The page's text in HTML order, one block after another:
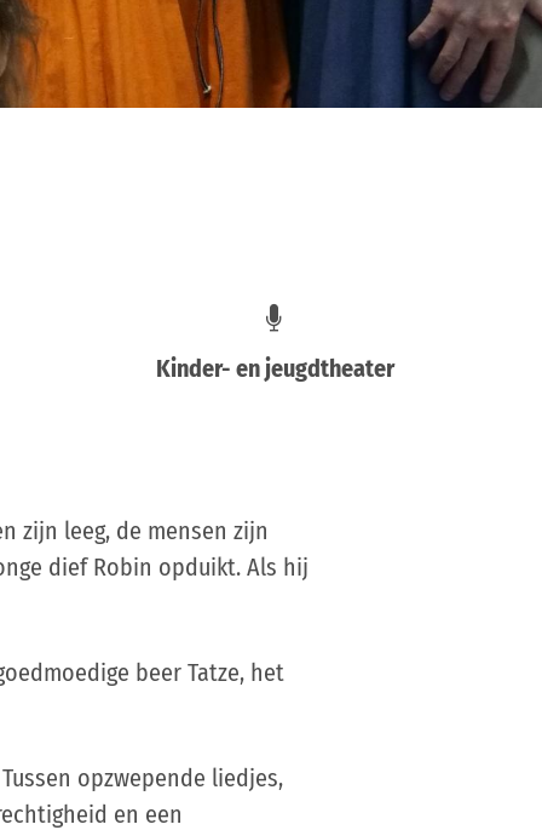
Kinder- en jeugdtheater
zijn leeg, de mensen zijn
dief Robin opduikt. Als hij
beer Tatze, het
opzwepende liedjes,
en een